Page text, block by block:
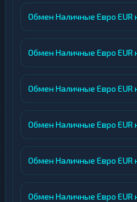
Обмен Наличные Евро EUR
Обмен Наличные Евро EUR
Обмен Наличные Евро EUR
Обмен Наличные Евро EUR
Обмен Наличные Евро EUR
Обмен Наличные Евро EUR